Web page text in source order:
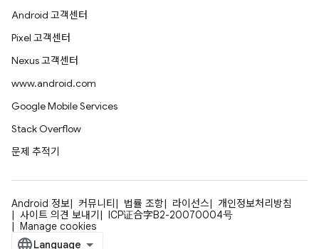
Android 고객센터
Pixel 고객센터
Nexus 고객센터
www.android.com
Google Mobile Services
Stack Overflow
문제 추적기
Android 정보 커뮤니티 법률 조항 라이선스
개인정보처리방침
사이트 의견 보내기
ICP证合字B2-20070004号
Manage cookies